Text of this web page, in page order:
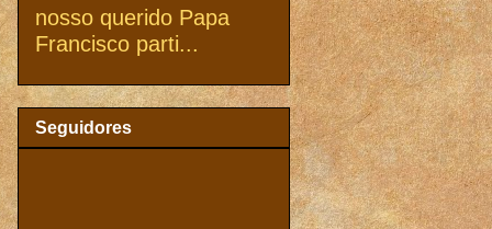
nosso querido Papa
Francisco parti...
Seguidores